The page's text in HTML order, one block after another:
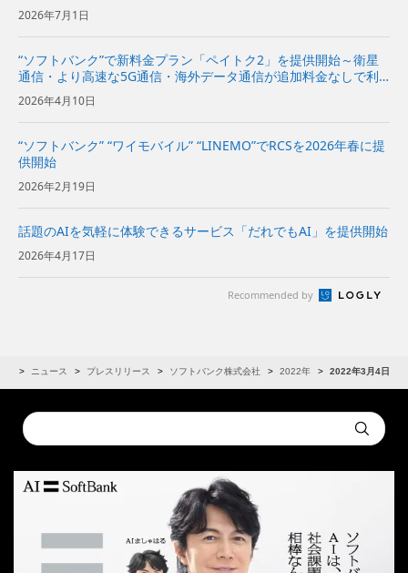
2026年7月1日
“ソフトバンク”で新料金プラン「ペイトク2」を提供開始～衛星
通信・より高速な5G通信・海外データ通信が追加料金なしで利
用でき、経済圏特典の拡充でPayPayポイント付与率が従来プラ
ンの2倍に～
2026年4月10日
“ソフトバンク” “ワイモバイル” “LINEMO”でRCSを2026年春に提
供開始
2026年2月19日
話題のAIを気軽に体験できるサービス「だれでもAI」を提供開始
2026年4月17日
Recommended by
ニュース プレスリリース ソフトバンク株式会社 2022年 2022年3月4日
Conduct
a
Submit